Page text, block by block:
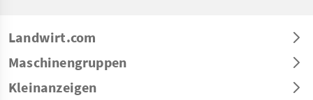
Landwirt.com
Maschinengruppen
Kleinanzeigen